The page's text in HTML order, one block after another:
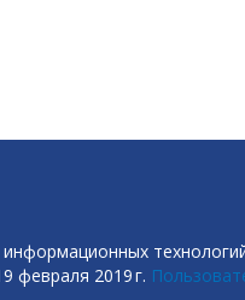
февраля 2019 г.